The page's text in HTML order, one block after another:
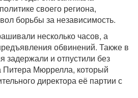
своего региона,
борьбы за независимость.
несколько часов, а
обвинений. Также в
задержали и отпустили без
Питера Мюррелла, который
директора её партии с